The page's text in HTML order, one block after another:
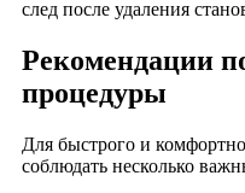
след после удаления
Рекомендации
процедуры
Для быстрого и
соблюдать несколько